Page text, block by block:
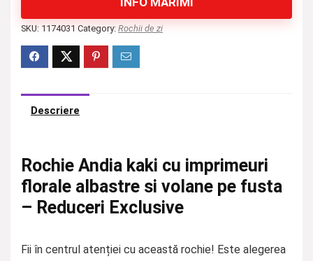
SKU: 1174031 Category: Rochii de zi
Descriere
Rochie Andia kaki cu imprimeuri
florale albastre si volane pe fusta
– Reduceri Exclusive
Fii în centrul atenției cu această rochie! Este alegerea